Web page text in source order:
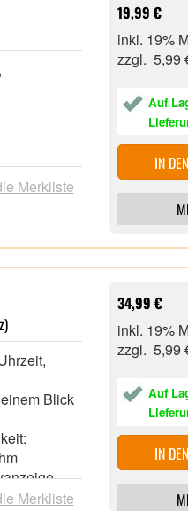
Merkliste
19,99 €
inkl. 19%
zzgl. 5,99
Auf
IN
Blick
Merkliste
34,99 €
inkl. 19%
zzgl. 5,99
Auf
IN